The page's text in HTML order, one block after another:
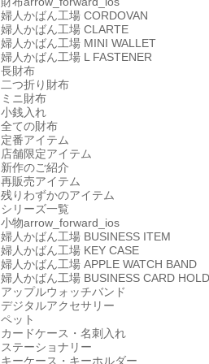
婦人かばん工場 CORDOVAN
婦人かばん工場 CLARTE
婦人かばん工場 MINI WALLET
婦人かばん工場 L FASTENER
長財布
二つ折り財布
ミニ財布
小銭入れ
全ての財布
定番アイテム
店舗限定アイテム
新作のご紹介
再販売アイテム
残りわずかのアイテム
シリーズ一覧
小物arrow_forward_ios
婦人かばん工場 BUSINESS ITEM
婦人かばん工場 KEY CASE
婦人かばん工場 APPLE WATCH BAND
婦人かばん工場 BUSINESS CARD
アップルウォッチバンド
デジタルアクセサリー
ペット
カードケース・名刺入れ
ステーショナリー
キーケース・キーホルダー